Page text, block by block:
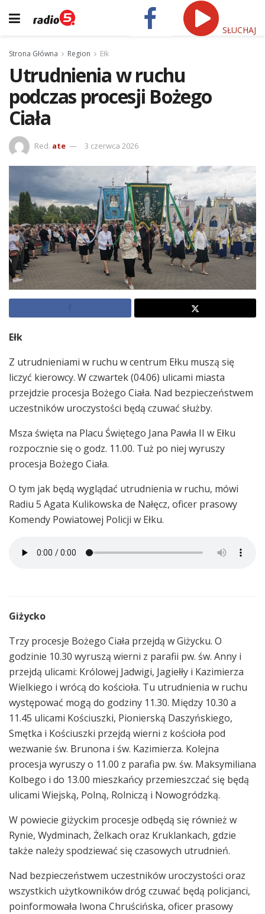
SŁUCHAJ
Strona Główna Region Ełk
Utrudnienia w ruchu
podczas procesji Bożego
Ciała
Red. ate 3 czerwca 2026
Ełk
Z utrudnieniami w ruchu w centrum Ełku muszą się
liczyć kierowcy. W czwartek (04.06) ulicami miasta
przejdzie procesja Bożego Ciała. Nad bezpieczeństwem
uczestników uroczystości będą czuwać służby.
Msza święta na Placu Świętego Jana Pawła II w Ełku
rozpocznie się o godz. 11.00. Tuż po niej wyruszy
procesja Bożego Ciała.
O tym jak będą wyglądać utrudnienia w ruchu, mówi
Radiu 5 Agata Kulikowska de Nałęcz, oficer prasowy
Komendy Powiatowej Policji w Ełku.
Giżycko
Trzy procesje Bożego Ciała przejdą w Giżycku. O
godzinie 10.30 wyruszą wierni z parafii pw. św. Anny i
przejdą ulicami: Królowej Jadwigi, Jagiełły i Kazimierza
Wielkiego i wrócą do kościoła. Tu utrudnienia w ruchu
występować mogą do godziny 11.30. Między 10.30 a
11.45 ulicami Kościuszki, Pionierską Daszyńskiego,
Smętka i Kościuszki przejdą wierni z kościoła pod
wezwanie św. Brunona i św. Kazimierza. Kolejna
procesja wyruszy o 11.00 z parafia pw. św. Maksymiliana
Kolbego i do 13.00 mieszkańcy przemieszczać się będą
ulicami Wiejską, Polną, Rolniczą i Nowogródzką.
W powiecie giżyckim procesje odbędą się również w
Rynie, Wydminach, Żelkach oraz Kruklankach, gdzie
także należy spodziewać się czasowych utrudnień.
Nad bezpieczeństwem uczestników uroczystości oraz
wszystkich użytkowników dróg czuwać będą policjanci,
poinformowała Iwona Chruścińska, oficer prasowy